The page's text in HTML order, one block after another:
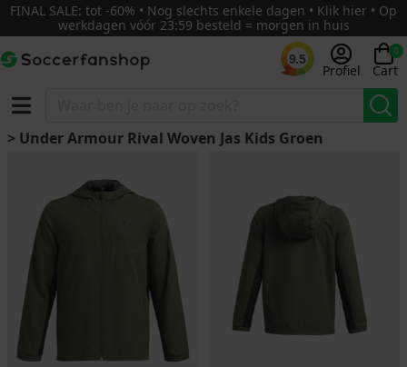
FINAL SALE: tot -60% • Nog slechts enkele dagen • Klik hier • Op
werkdagen vóór 23:59 besteld = morgen in huis
9.5
Profiel
0
Cart
> Under Armour Rival Woven Jas Kids Groen